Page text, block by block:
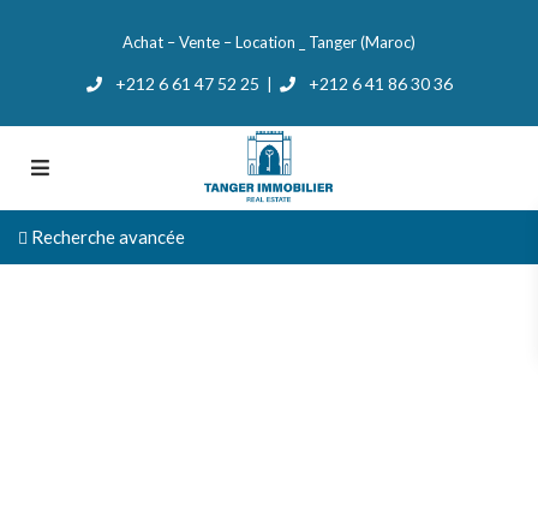
Achat – Vente – Location _ Tanger (Maroc)
+212 6 61 47 52 25 +212 6 41 86 30 36
Recherche avancée